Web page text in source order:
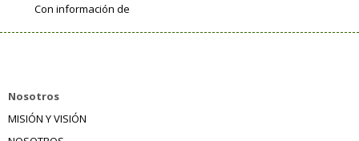
Con información de
Nosotros
MISIÓN Y VISIÓN